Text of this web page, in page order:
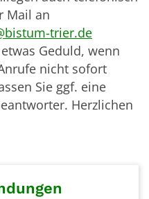
Mail an
trier.de
Geduld, wenn
nicht sofort
Sie ggf. eine
Herzlichen